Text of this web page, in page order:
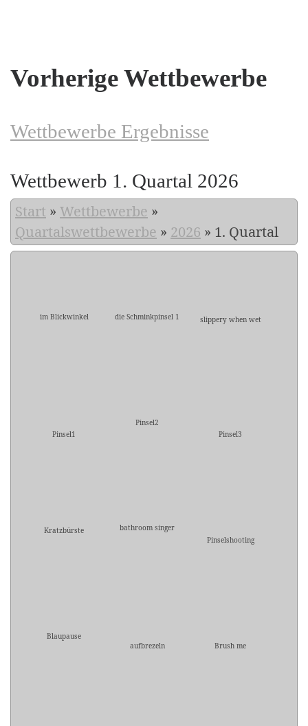
Vorherige Wettbewerbe
Wettbewerbe Ergebnisse
Wettbewerb 1. Quartal 2026
Start » Wettbewerbe »
Quartalswettbewerbe » 2026 » 1. Quartal
im Blickwinkel die Schminkpinsel 1 slippery when wet
Pinsel1
Pinsel2
Pinsel3
Kratzbürste
bathroom singer
Pinselshooting
Blaupause
aufbrezeln
Brush me